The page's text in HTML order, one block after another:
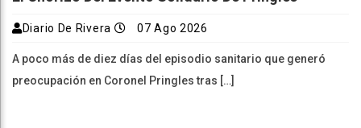
Diario De Rivera 07 Ago 2026
A poco más de diez días del episodio sanitario que generó
preocupación en Coronel Pringles tras […]